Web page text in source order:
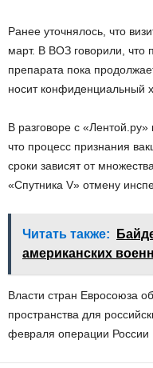
Ранее уточнялось, что
март. В ВОЗ говорили, что
препарата пока
носит конфиденциальный
В разговоре с «Лентой.ру»
что процесс признания
сроки зависят от
«Спутника V» отмену
Читать также:
американских
Власти стран Евросоюза
пространства для
февраля операции России